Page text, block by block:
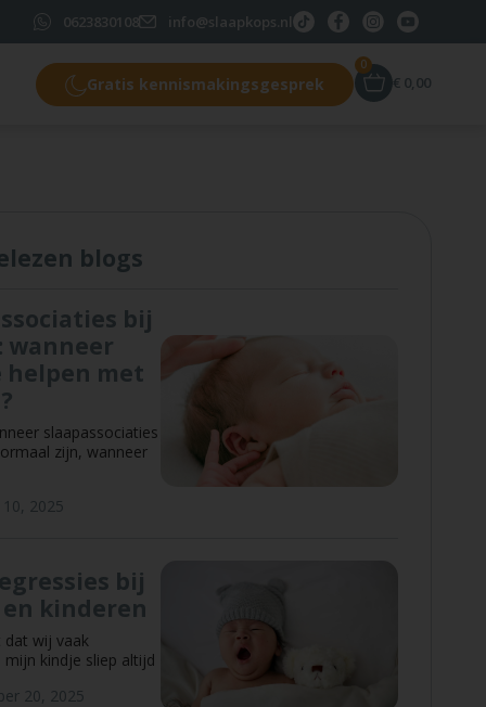
0623830108 info@slaapkops.nl
Gratis kennismakingsgesprek € 0,00
0
blogs
bij
wanneer
helpen met
slaapassociaties
zijn, wanneer
2025
bij
en kinderen
dat wij vaak
mijn kindje sliep altijd
20, 2025